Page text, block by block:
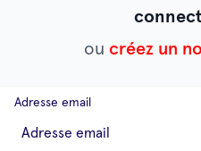
ou créez un
Adresse email